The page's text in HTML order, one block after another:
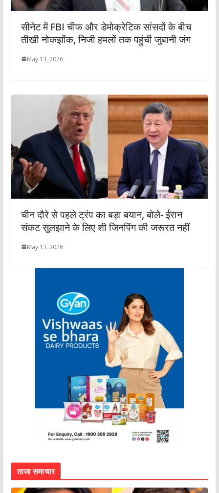
सीनेट में FBI चीफ और डेमोक्रेटिक सांसदों के बीच
तीखी नोकझोंक, निजी हमलों तक पहुंची जुबानी जंग
May 13, 2026
चीन दौरे से पहले ट्रंप का बड़ा बयान, बोले- ईरान
संकट सुलझाने के लिए शी जिनपिंग की जरूरत नहीं
May 13, 2026
ताजा समाचार